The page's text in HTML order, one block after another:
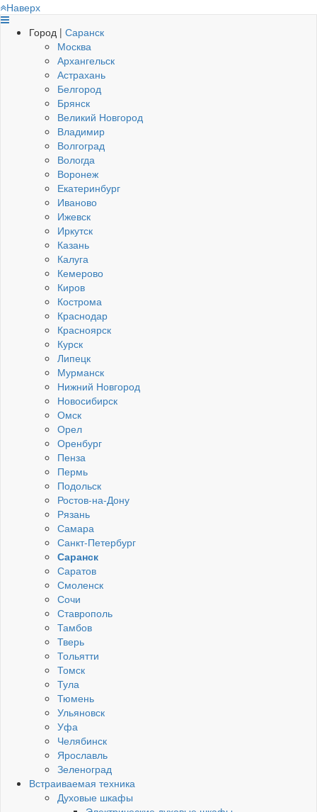
Наверх
Город | Саранск
Москва
Архангельск
Астрахань
Белгород
Брянск
Великий Новгород
Владимир
Волгоград
Вологда
Воронеж
Екатеринбург
Иваново
Ижевск
Иркутск
Казань
Калуга
Кемерово
Киров
Кострома
Краснодар
Красноярск
Курск
Липецк
Мурманск
Нижний Новгород
Новосибирск
Омск
Орел
Оренбург
Пенза
Пермь
Подольск
Ростов-на-Дону
Рязань
Самара
Санкт-Петербург
Саранск
Саратов
Смоленск
Сочи
Ставрополь
Тамбов
Тверь
Тольятти
Томск
Тула
Тюмень
Ульяновск
Уфа
Челябинск
Ярославль
Зеленоград
Встраиваемая техника
Духовые шкафы